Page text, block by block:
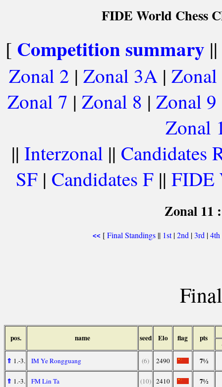
FIDE World Chess
[ Competition summary ||
Zonal 2 | Zonal 3A |
Zonal 7 | Zonal 8 | Zonal 9
Zonal
|| Interzonal || Candidates
SF| Candidates F|| FIDE
Zonal 11
<< [Final Standings || 1st|2nd |3rd |4th
pos. name seed Elo flag pts
⇑ 1.-3. IM Ye Rongguang (6) 2490 7½
⇑ 1.-3. FM Lin Ta (10) 2410 7½